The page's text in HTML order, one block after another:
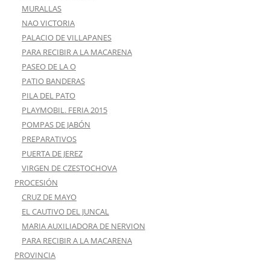
MURALLAS
NAO VICTORIA
PALACIO DE VILLAPANES
PARA RECIBIR A LA MACARENA
PASEO DE LA O
PATIO BANDERAS
PILA DEL PATO
PLAYMOBIL. FERIA 2015
POMPAS DE JABÓN
PREPARATIVOS
PUERTA DE JEREZ
VIRGEN DE CZESTOCHOVA
PROCESIÓN
CRUZ DE MAYO
EL CAUTIVO DEL JUNCAL
MARIA AUXILIADORA DE NERVION
PARA RECIBIR A LA MACARENA
PROVINCIA